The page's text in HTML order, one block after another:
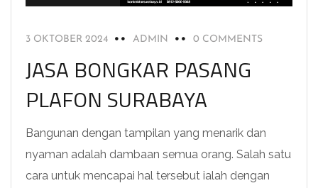
3 OKTOBER 2024 ADMIN 0 COMMENTS
JASA BONGKAR PASANG
PLAFON SURABAYA
Bangunan dengan tampilan yang menarik dan
nyaman adalah dambaan semua orang. Salah satu
cara untuk mencapai hal tersebut ialah dengan